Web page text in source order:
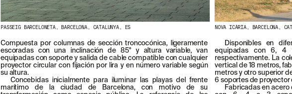
PASSEIG BARCELONETA, BARCELONA, CATALUNYA, ES NOVA ICÀRIA, BARCELONA,
Compuesta por columnas de sección troncocónica, ligeramente
escoradas con una inclinación de 85° y altura variable, van
equipadas con soporte y salida de cable compatible con cualquier
proyector circular con fijación por lira y en número variable según
su altura.
Concebidas inicialmente para iluminar las playas del frente
marítimo de la ciudad de Barcelona, con motivo de su
Disponibles en
equipadas con 6, 4
respectivamente. La
vertical de 18 metros,
metros y otro superior
6 soportes de proyector
Fabricadas en acero